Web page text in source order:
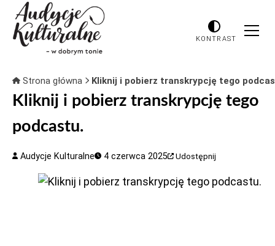
KONTRAST
Strona główna Kliknij i pobierz transkrypcję tego
Kliknij i pobierz transkrypcję tego
podcastu.
Audycje Kulturalne 4 czerwca 2025 Udostępnij